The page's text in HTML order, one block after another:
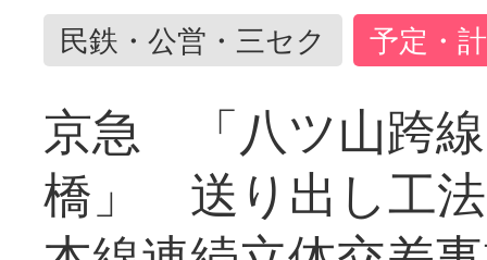
民鉄・公営・三セク 予定・
京急 「八ツ山跨
橋」 送り出し工